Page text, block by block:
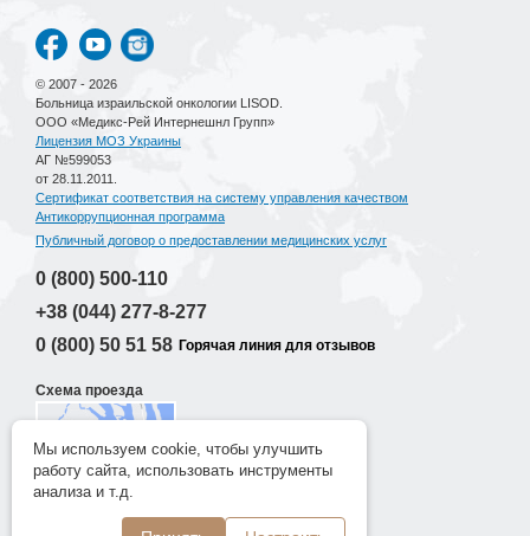
© 2007 - 2026
Больница израильской онкологии LISOD.
ООО «Медикс-Рей Интернешнл Групп»
Лицензия МОЗ Украины
АГ №599053
от 28.11.2011.
Сертификат соответствия на систему управления качеством
Антикоррупционная программа
Публичный договор о предоставлении медицинских услуг
0 (800) 500-110
+38 (044) 277-8-277
0 (800) 50 51 58 Горячая линия для отзывов
Схема проезда
Разработка сайта
Мы используем cookie, чтобы улучшить
работу сайта, использовать инструменты
анализа и т.д.